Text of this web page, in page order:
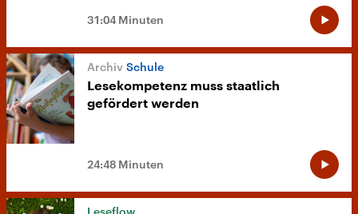
31:04 Minuten
Schule
Lesekompetenz muss staatlich
gefördert werden
24:48 Minuten